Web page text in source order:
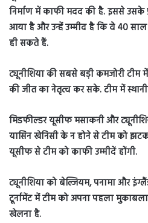
निर्माण में काफी मदद की है. इससे उसके
आया है और उन्हें उम्मीद है कि वे 40
ही सकते हैं.
ट्यूनीशिया की सबसे बड़ी कमजोरी टीम
की जीत का नेतृत्व कर सके. टीम में
मिडफील्डर यूसीफ मसाकनी और
यासिन खेनिसी के न होने से टीम को
यूसीफ से टीम को काफी उम्मीदें होंगी.
ट्यूनीशिया को बेल्जियम, पनामा और
टूर्नामेंट में टीम को अपना पहला
खेलना है.